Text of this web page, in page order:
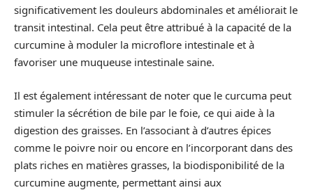
significativement les douleurs abdominales et améliorait le
transit intestinal. Cela peut être attribué à la capacité de la
curcumine à moduler la microflore intestinale et à
favoriser une muqueuse intestinale saine.
Il est également intéressant de noter que le curcuma peut
stimuler la sécrétion de bile par le foie, ce qui aide à la
digestion des graisses. En l’associant à d’autres épices
comme le poivre noir ou encore en l’incorporant dans des
plats riches en matières grasses, la biodisponibilité de la
curcumine augmente, permettant ainsi aux